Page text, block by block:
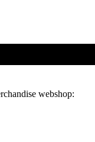
webshop: